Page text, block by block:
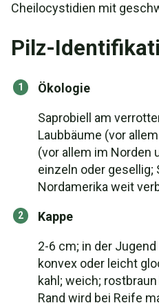
Cheilocystidien mit
Pilz-
Ökologie
Saprobiell am
Laubbäume (vor
(vor allem im Norden
einzeln oder gesellig;
Nordamerika weit
Kappe
2-6 cm; in der
konvex oder leicht
kahl; weich;
Rand wird bei Reife